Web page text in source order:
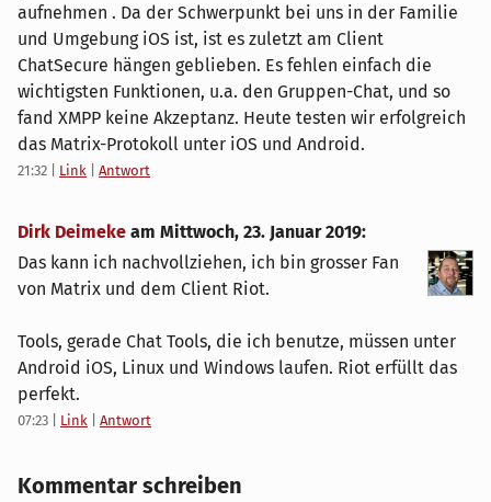
aufnehmen . Da der Schwerpunkt bei uns in der Familie
und Umgebung iOS ist, ist es zuletzt am Client
ChatSecure hängen geblieben. Es fehlen einfach die
wichtigsten Funktionen, u.a. den Gruppen-Chat, und so
fand XMPP keine Akzeptanz. Heute testen wir erfolgreich
das Matrix-Protokoll unter iOS und Android.
21:32 Link Antwort
Dirk Deimeke am Mittwoch, 23. Januar 2019:
Das kann ich nachvollziehen, ich bin grosser Fan
von Matrix und dem Client Riot.
Tools, gerade Chat Tools, die ich benutze, müssen unter
Android iOS, Linux und Windows laufen. Riot erfüllt das
perfekt.
07:23 Link Antwort
Kommentar schreiben